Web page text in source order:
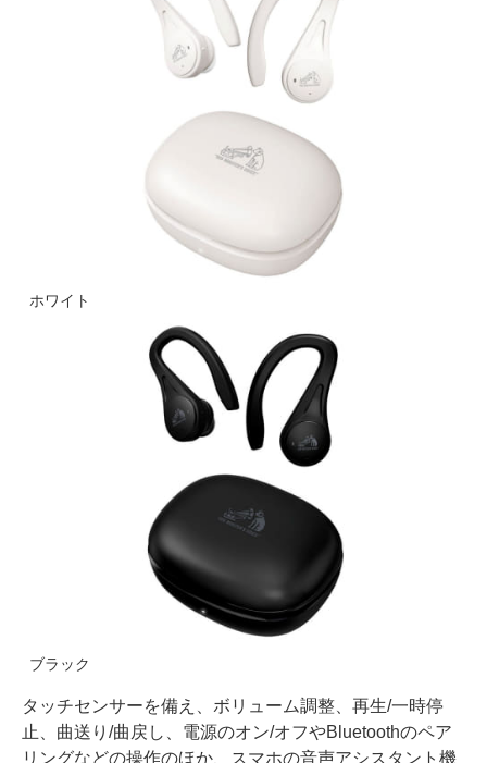
ホワイト
ブラック
タッチセンサーを備え、ボリューム調整、再生/一時停
止、曲送り/曲戻し、電源のオン/オフやBluetoothのペア
リングなどの操作のほか、スマホの音声アシスタント機